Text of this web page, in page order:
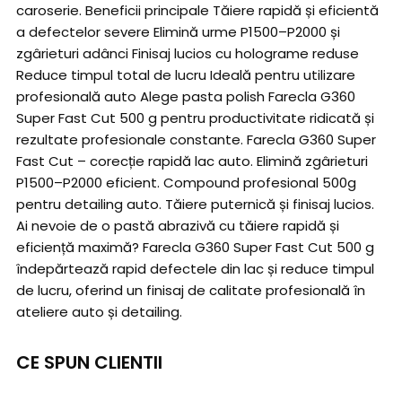
caroserie. Beneficii principale Tăiere rapidă și eficientă
a defectelor severe Elimină urme P1500–P2000 și
zgârieturi adânci Finisaj lucios cu holograme reduse
Reduce timpul total de lucru Ideală pentru utilizare
profesională auto Alege pasta polish Farecla G360
Super Fast Cut 500 g pentru productivitate ridicată și
rezultate profesionale constante. Farecla G360 Super
Fast Cut – corecție rapidă lac auto. Elimină zgârieturi
P1500–P2000 eficient. Compound profesional 500g
pentru detailing auto. Tăiere puternică și finisaj lucios.
Ai nevoie de o pastă abrazivă cu tăiere rapidă și
eficiență maximă? Farecla G360 Super Fast Cut 500 g
îndepărtează rapid defectele din lac și reduce timpul
de lucru, oferind un finisaj de calitate profesională în
ateliere auto și detailing.
CE SPUN CLIENTII